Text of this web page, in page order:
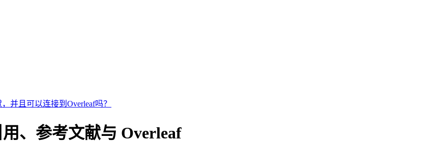
并且可以连接到Overleaf吗？
、参考文献与 Overleaf